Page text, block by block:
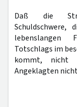
Daß die
Schuldschwere,
lebenslangen
Totschlags im
kommt, nicht
Angeklagten